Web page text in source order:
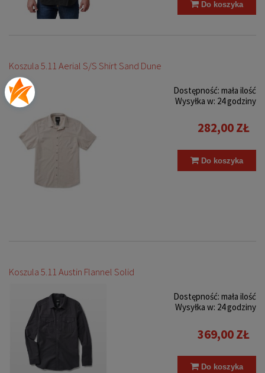
Do koszyka
Koszula 5.11 Aerial S/S Shirt Sand Dune
Dostępność: mała ilość
Wysyłka w: 24 godziny
282,00 ZŁ
Do koszyka
Koszula 5.11 Austin Flannel Solid
Dostępność: mała ilość
Wysyłka w: 24 godziny
369,00 ZŁ
Do koszyka